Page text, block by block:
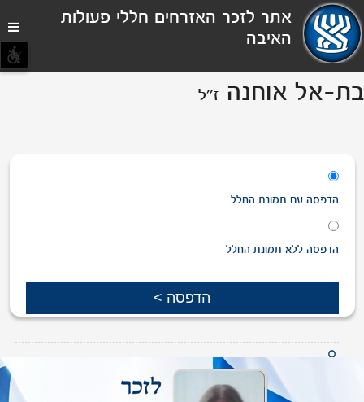
תפריט
נגישות
אתר לזכר האזרחים חללי פעולות
האיבה
בת-אל אוחנה ז''ל
הדפסהעם תמונת החלל
הדפסהללא תמונת החלל
לעדכון תמונת יקירך שמופיעה באתר, ניתן לפנות אלינו